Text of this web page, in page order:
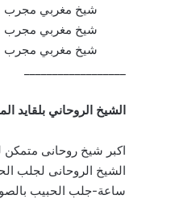
شيخ مغربي مجرب
شيخ مغربي مجرب
شيخ مغربي مجرب
الشيخ الروحاني بلقايد
اكبر شيخ روحانى متمكن
الشيخ الروحانى لجلب
ساعة-جلب الحبيب